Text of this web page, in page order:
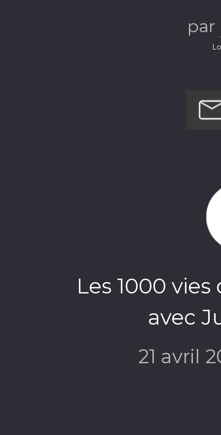
par
Les 1000
avec
21 avril